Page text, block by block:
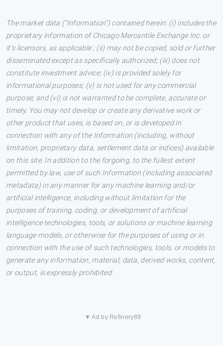
The market data ("Information") contained herein: (i) includes the
proprietary information of Chicago Mercantile Exchange Inc. or
it’s licensors, as applicable ; (ii) may not be copied, sold or further
disseminated except as specifically authorized; (iii) does not
constitute investment advice; (iv) is provided solely for
informational purposes; (v) is not used for any commercial
purpose; and (vi) is not warranted to be complete, accurate or
timely. You may not develop or create any derivative work or
other product that uses, is based on, or is developed in
connection with any of the Information (including, without
limitation, proprietary data, settlement data or indices) available
on this site. In addition to the forgoing, to the fullest extent
permitted by law, use of such Information (including associated
metadata) in any manner for any machine learning and/or
artificial intelligence, including without limitation for the
purposes of training, coding, or development of artificial
intelligence technologies, tools, or solutions or machine learning
language models, or otherwise for the purposes of using or in
connection with the use of such technologies, tools, or models to
generate any information, material, data, derived works, content,
or output, is expressly prohibited.
▼ Ad by Refinery89